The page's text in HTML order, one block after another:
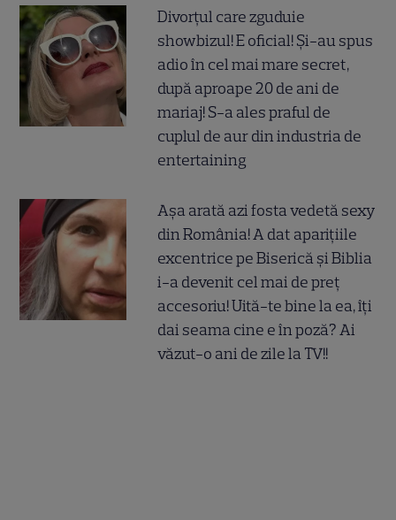
Divorțul care zguduie
showbizul! E oficial! Și-au spus
adio în cel mai mare secret,
după aproape 20 de ani de
mariaj! S-a ales praful de
cuplul de aur din industria de
entertaining
Așa arată azi fosta vedetă sexy
din România! A dat aparițiile
excentrice pe Biserică și Biblia
i-a devenit cel mai de preț
accesoriu! Uită-te bine la ea, îți
dai seama cine e în poză? Ai
văzut-o ani de zile la TV!!